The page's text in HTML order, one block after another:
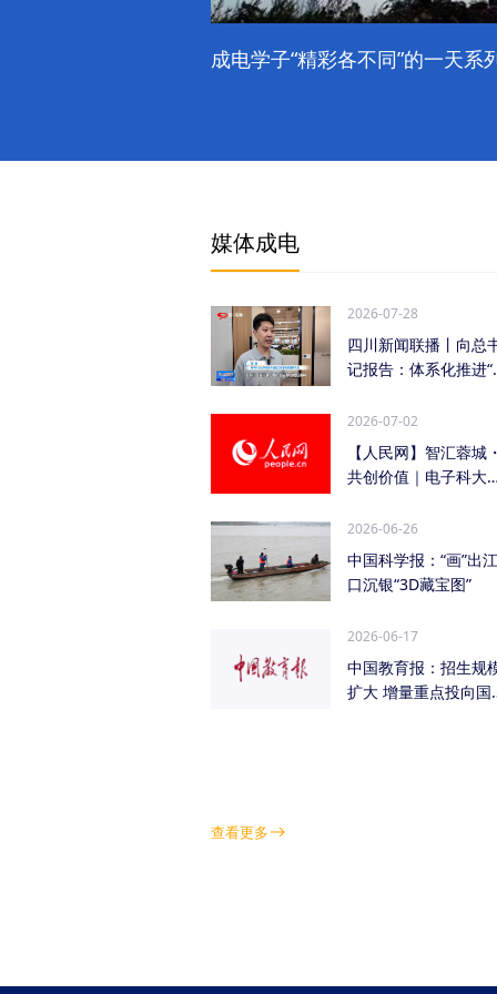
成电学子“精彩各不同”的一天系
媒体成电
2026-07-28
四川新闻联播丨向总
记报告：体系化推进“
2026-07-02
【人民网】智汇蓉城
共创价值｜电子科大
2026-06-26
中国科学报：“画”出江
口沉银“3D藏宝图”
2026-06-17
中国教育报：招生规
扩大 增量重点投向国
查看更多